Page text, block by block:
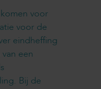
voor
voor de
eindheffing
een
Bij de